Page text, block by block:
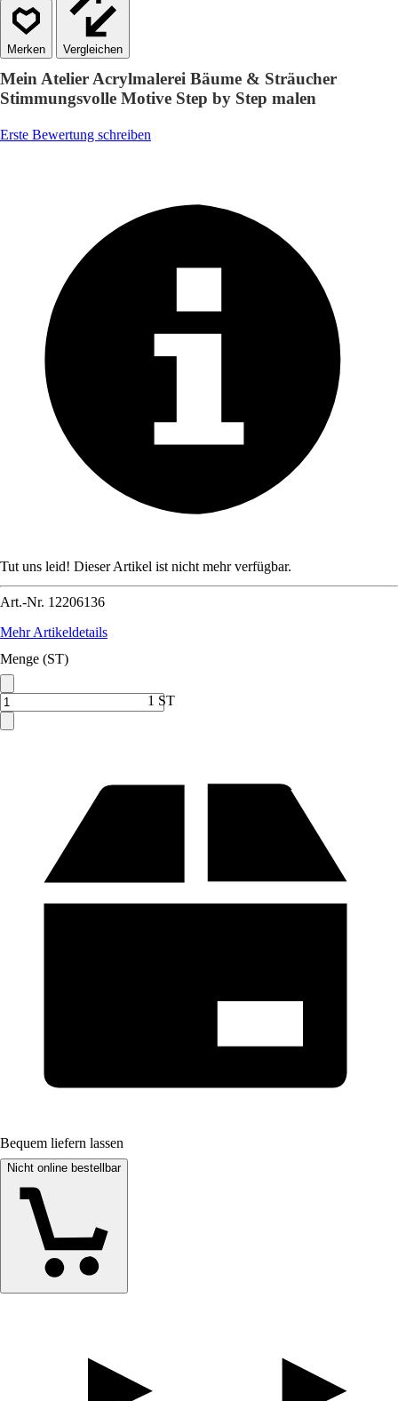
Vergleichen
Mein Atelier Acrylmalerei Bäume & Sträucher
Stimmungsvolle Motive Step by Step malen
Erste Bewertung schreiben
Tut uns leid! Dieser Artikel ist nicht mehr verfügbar.
Art.-Nr. 12206136
Mehr Artikeldetails
Menge (ST)
1 ST
Bequem liefern lassen
Nicht online bestellbar